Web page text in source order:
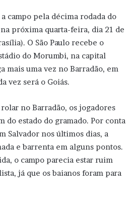
campo pela décima rodada do
próxima quarta-feira, dia 21 de
O São Paulo recebe o
do Morumbi, na capital
mais uma vez no Barradão, em
vez será o Goiás.
no Barradão, os jogadores
do estado do gramado. Por conta
Salvador nos últimos dias, a
e barrenta em alguns pontos.
o campo parecia estar ruim
já que os baianos foram para